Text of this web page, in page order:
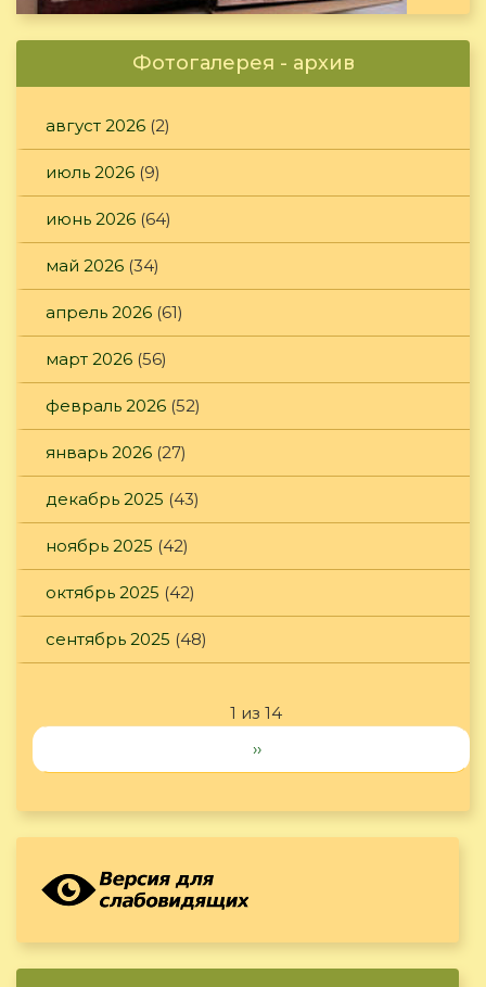
Фотогалерея - архив
август 2026 (2)
июль 2026 (9)
июнь 2026 (64)
май 2026 (34)
апрель 2026 (61)
март 2026 (56)
февраль 2026 (52)
январь 2026 (27)
декабрь 2025 (43)
ноябрь 2025 (42)
октябрь 2025 (42)
сентябрь 2025 (48)
1 из 14
››